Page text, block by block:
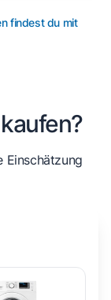
findest du mit
Einschätzung